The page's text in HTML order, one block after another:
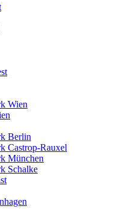
Wien
Berlin
Castrop-Rauxel
München
Schalke